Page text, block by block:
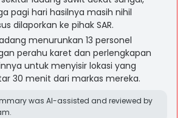
pagi hari hasilnya masih nihil
dilaporkan ke pihak SAR.
menurunkan 13 personel
perahu karet dan perlengkapan
untuk menyisir lokasi yang
30 menit dari markas mereka.
was AI-assisted and reviewed by